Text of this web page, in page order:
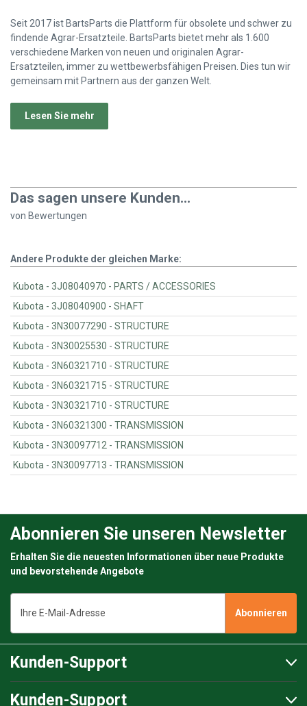
Seit 2017 ist BartsParts die Plattform für obsolete und schwer zu
findende Agrar-Ersatzteile. BartsParts bietet mehr als 1.600
verschiedene Marken von neuen und originalen Agrar-
Ersatzteilen, immer zu wettbewerbsfähigen Preisen. Dies tun wir
gemeinsam mit Partnern aus der ganzen Welt.
Lesen Sie mehr
Das sagen unsere Kunden...
von Bewertungen
Andere Produkte der gleichen Marke:
Kubota - 3J08040970 - PARTS / ACCESSORIES
Kubota - 3J08040900 - SHAFT
Kubota - 3N30077290 - STRUCTURE
Kubota - 3N30025530 - STRUCTURE
Kubota - 3N60321710 - STRUCTURE
Kubota - 3N60321715 - STRUCTURE
Kubota - 3N30321710 - STRUCTURE
Kubota - 3N60321300 - TRANSMISSION
Kubota - 3N30097712 - TRANSMISSION
Kubota - 3N30097713 - TRANSMISSION
Abonnieren Sie unseren Newsletter
Erhalten Sie die neuesten Informationen über neue Produkte
und bevorstehende Angebote
Mail-
Kunden-Support
Kunden-Support